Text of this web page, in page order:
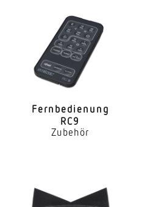
Fern­be­dienung
RC9
Zubehör